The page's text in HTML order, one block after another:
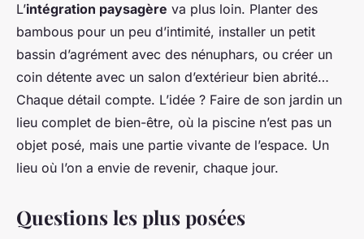
L’intégration paysagère va plus loin. Planter des
bambous pour un peu d’intimité, installer un petit
bassin d’agrément avec des nénuphars, ou créer un
coin détente avec un salon d’extérieur bien abrité…
Chaque détail compte. L’idée ? Faire de son jardin un
lieu complet de bien-être, où la piscine n’est pas un
objet posé, mais une partie vivante de l’espace. Un
lieu où l’on a envie de revenir, chaque jour.
Questions les plus posées